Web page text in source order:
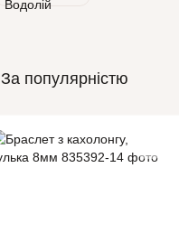
За популярністю